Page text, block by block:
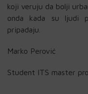
koji veruju da bolji
onda kada su ljudi
pripadaju.
Marko Perović
Student ITS master